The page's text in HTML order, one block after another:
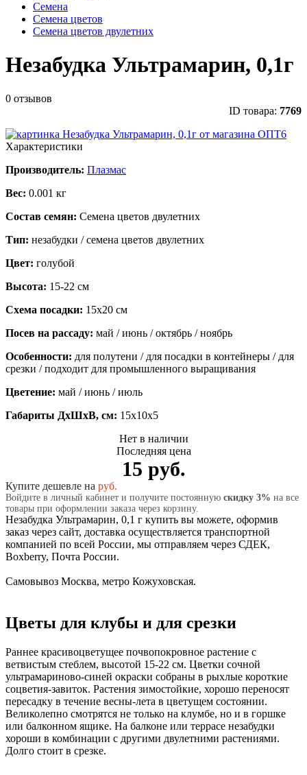
Семена
Семена цветов
Семена цветов двулетних
Незабудка Ультрамарин, 0,1г
0 отзывов
ID товара: 7769
Характеристики
Производитель: Плазмас
Вес: 0.001 кг
Состав семян: Семена цветов двулетних
Тип: незабудки / семена цветов двулетних
Цвет: голубой
Высота: 15-22 см
Схема посадки: 15х20 см
Посев на рассаду: май / июнь / октябрь / ноябрь
Особенности: для полутени / для посадки в контейнеры / для
срезки / подходит для промышленного выращивания
Цветение: май / июнь / июль
Габариты ДхШхВ, см: 15x10x5
Нет в наличии
Последняя цена
15 руб.
Купите дешевле на руб.
Войдите в личный кабинет и получите постоянную скидку 3% на все
товары при оформлении заказа через корзину.
Незабудка Ультрамарин, 0,1 г купить вы можете, оформив
заказ через сайт, доставка осуществляется транспортной
компанией по всей России, мы отправляем через СДЕК,
Boxberry, Почта России.
Самовывоз Москва, метро Кожуховская.
Цветы для клубы и для срезки
Раннее красивоцветущее почвопокровное растение с
ветвистым стеблем, высотой 15-22 см. Цветки сочной
ультрамариново-синей окраски собраны в рыхлые короткие
соцветия-завиток. Растения зимостойкие, хорошо переносят
пересадку в течение весны-лета в цветущем состоянии.
Великолепно смотрятся не только на клумбе, но и в горшке
или балконном ящике. На балконе или террасе незабудки
хороши в комбинации с другими двулетними растениями.
Долго стоит в срезке.